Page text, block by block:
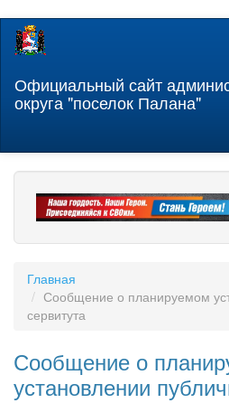
Перейти
содержанию
Официальный сайт
округа "поселок Палана"
Главная
Сообщение о планируемом
сервитута
Сообщение о
установлении